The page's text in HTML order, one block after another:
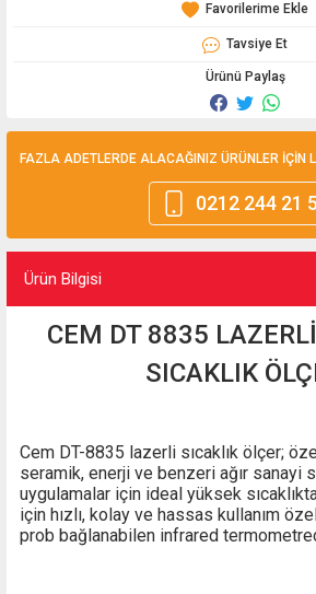
Tavsiye Et
Ürünü Paylaş
FAZLA ADETLERDE ALACAĞINIZ ÜRÜNLER İÇİN
0212 244 21
Ürün Bilgisi
CEM DT 8835
SICAKLIK
Cem DT-8835 lazerli sıcaklık ölçer;
seramik, enerji ve benzeri ağır sanayi
uygulamalar için ideal yüksek
için hızlı, kolay ve hassas kullanım
prob bağlanabilen infrared